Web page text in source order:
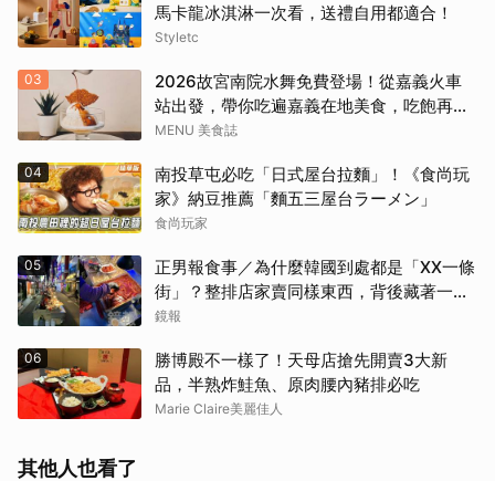
馬卡龍冰淇淋一次看，送禮自用都適合！
Styletc
03
2026故宮南院水舞免費登場！從嘉義火車
站出發，帶你吃遍嘉義在地美食，吃飽再去
看夜間展演，這周末就這樣安排吧！
MENU 美食誌
04
南投草屯必吃「日式屋台拉麵」！《食尚玩
家》納豆推薦「麵五三屋台ラーメン」
食尚玩家
05
正男報食事／為什麼韓國到處都是「XX一條
街」？整排店家賣同樣東西，背後藏著一套
生意經
鏡報
06
勝博殿不一樣了！天母店搶先開賣3大新
品，半熟炸鮭魚、原肉腰內豬排必吃
Marie Claire美麗佳人
其他人也看了